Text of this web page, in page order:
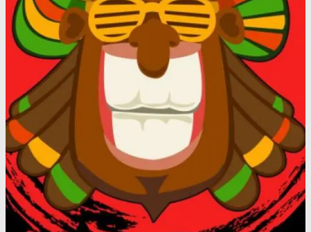
Oplev ALLe vores
brands lige her